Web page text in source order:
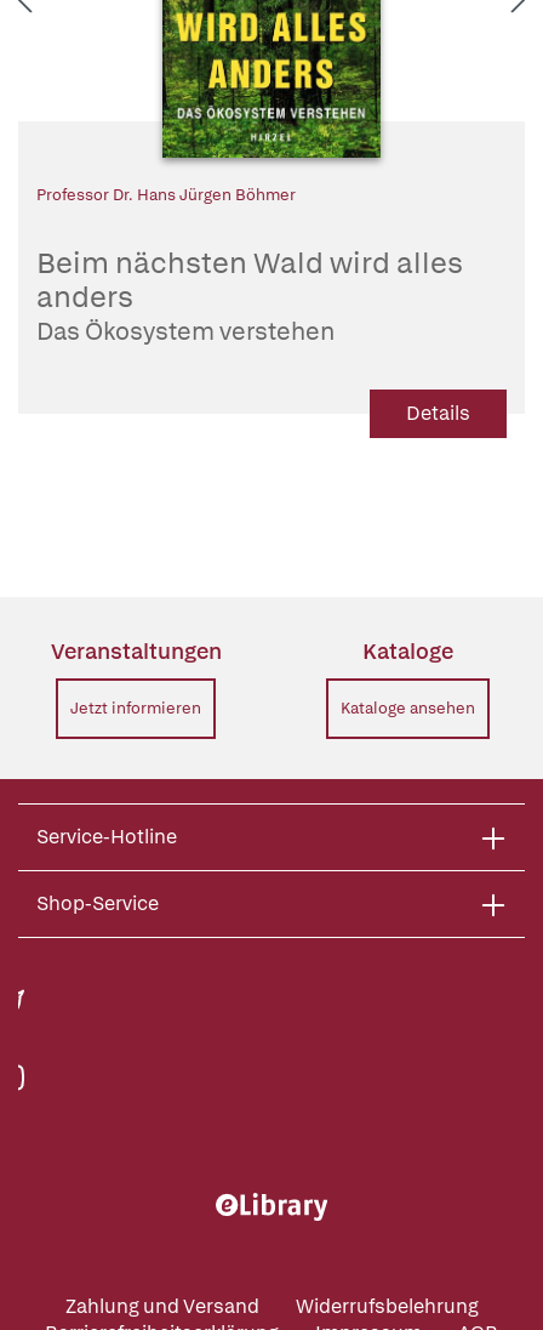
Professor Dr. Hans Jürgen Böhmer
Beim nächsten Wald wird alles
anders
Das Ökosystem verstehen
Details
Veranstaltungen
Jetzt informieren
Kataloge
Kataloge ansehen
Service-Hotline
Shop-Service
Zahlung und Versand
Widerrufsbelehrung